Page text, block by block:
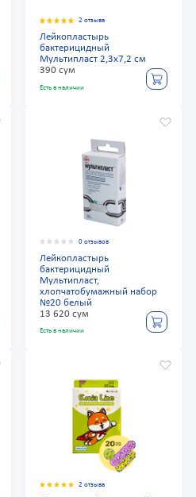
2 отзыва
Лейкопластырь
бактерицидный
Мультипласт 2,3х7,2 см
390 сум
Есть в наличии
0 отзывов
Лейкопластырь
бактерицидный
Мультипласт,
хлопчатобумажный набор
№20 белый
13 620 сум
Есть в наличии
2 отзыва